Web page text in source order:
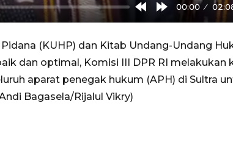
RewindForward
00:00
(KUHP) dan Kitab Undang-Undang
dan optimal, Komisi III DPR RI melakukan
aparat penegak hukum (APH) di Sultra
Bagasela/Rijalul Vikry)